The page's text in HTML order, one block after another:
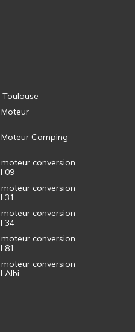
Camping-
conversion
09
conversion
31
conversion
34
conversion
81
conversion
Albi